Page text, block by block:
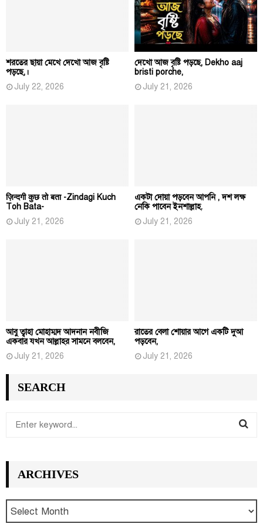
শরতের ছায়া মেখে দেখো আজ বৃষ্টি
পড়ছে,।
July 22, 2026
দেখো আজ বৃষ্টি পড়ছে, Dekho aaj
bristi porche,
July 21, 2026
ज़िन्दगी कुछ तो बता -Zindagi Kuch
Toh Bata-
July 21, 2026
একটা দোয়া পড়বেন আপনি , দশ লক্ষ
নেকি পাবেন ইনশাল্লাহ.
July 21, 2026
আবু ত্বাহা মোহাম্মদ আদনান নবীজি
একবার যখন আল্লাহর সামনে বলবেন,
July 21, 2026
রাতের বেলা শোয়ার আগে একটি দুআ
পড়বেন,
July 21, 2026
SEARCH
r
o
ARCHIVES